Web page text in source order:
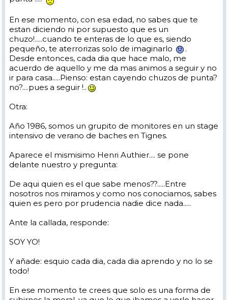
En ese momento, con esa edad, no sabes que te
estan diciendo ni por supuesto que es un
chuzo!.....cuando te enteras de lo que es, siendo
pequeño, te aterrorizas solo de imaginarlo
.
Desde entonces, cada dia que hace malo, me
acuerdo de aquello y me da mas animos a seguir y no
ir para casa.....Pienso: estan cayendo chuzos de punta?
no?....pues a seguir !..
Otra:
Año 1986, somos un grupito de monitores en un stage
intensivo de verano de baches en Tignes.
Aparece el mismisimo Henri Authier.... se pone
delante nuestro y pregunta:
De aqui quien es el que sabe menos??.....Entre
nosotros nos miramos y como nos conociamos, sabes
quien es pero por prudencia nadie dice nada.....
Ante la callada, responde:
SOY YO!
Y añade: esquio cada dia, cada dia aprendo y no lo se
todo!
En ese momento te crees que solo es una forma de